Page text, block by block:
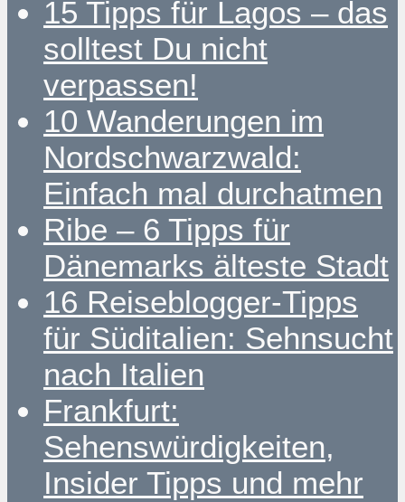
15 Tipps für Lagos – das
solltest Du nicht
verpassen!
10 Wanderungen im
Nordschwarzwald:
Einfach mal durchatmen
Ribe – 6 Tipps für
Dänemarks älteste Stadt
16 Reiseblogger-Tipps
für Süditalien: Sehnsucht
nach Italien
Frankfurt:
Sehenswürdigkeiten,
Insider Tipps und mehr